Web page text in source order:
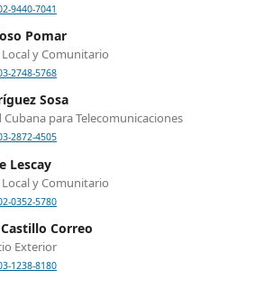
9440-7041
Pomar
y Comunitario
2748-5768
Sosa
Cubana para Telecomunicaciones
2872-4505
Lescay
y Comunitario
0352-5780
Correo
Exterior
1238-8180